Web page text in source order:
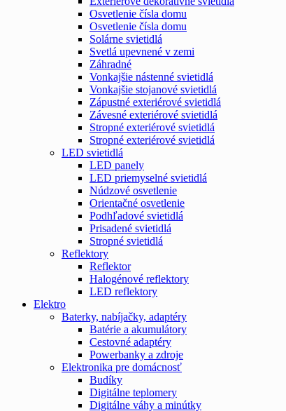
Osvetlenie čísla domu
Osvetlenie čísla domu
Solárne svietidlá
Svetlá upevnené v zemi
Záhradné
Vonkajšie nástenné svietidlá
Vonkajšie stojanové svietidlá
Zápustné exteriérové svietidlá
Závesné exteriérové svietidlá
Stropné exteriérové svietidlá
Stropné exteriérové svietidlá
LED svietidlá
LED panely
LED priemyselné svietidlá
Núdzové osvetlenie
Orientačné osvetlenie
Podhľadové svietidlá
Prisadené svietidlá
Stropné svietidlá
Reflektory
Reflektor
Halogénové reflektory
LED reflektory
Elektro
Baterky, nabíjačky, adaptéry
Batérie a akumulátory
Cestovné adaptéry
Powerbanky a zdroje
Elektronika pre domácnosť
Budíky
Digitálne teplomery
Digitálne váhy a minútky